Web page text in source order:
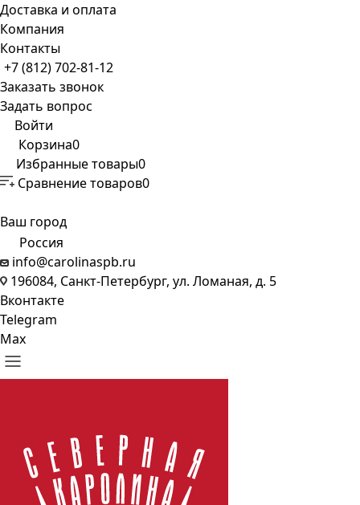
Доставка и оплата
Компания
Контакты
+7 (812) 702-81-12
Заказать звонок
Задать вопрос
Войти
Корзина0
Избранные товары0
Сравнение товаров0
Ваш город
Россия
info@carolinaspb.ru
196084, Санкт-Петербург, ул. Ломаная, д. 5
Вконтакте
Telegram
Max